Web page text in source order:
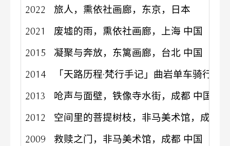
2022
旅人，熏依社画廊，东京，日本
2021
废墟的雨，熏依社画廊，上海 中国
2015
凝聚与奔放，东篱画廊，台北 中国
2014
「天路历程·梵行手记」曲岩单车骑行
2013
呛声与面壁，铁像寺水街，成都 中国
2012
空间里的菩提树枝，非马美术馆，成都
2009
救赎之门，非马美术馆，成都 中国